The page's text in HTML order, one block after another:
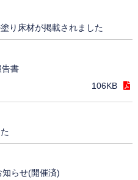
り床材が掲載されました
告書
106KB
知らせ(開催済)